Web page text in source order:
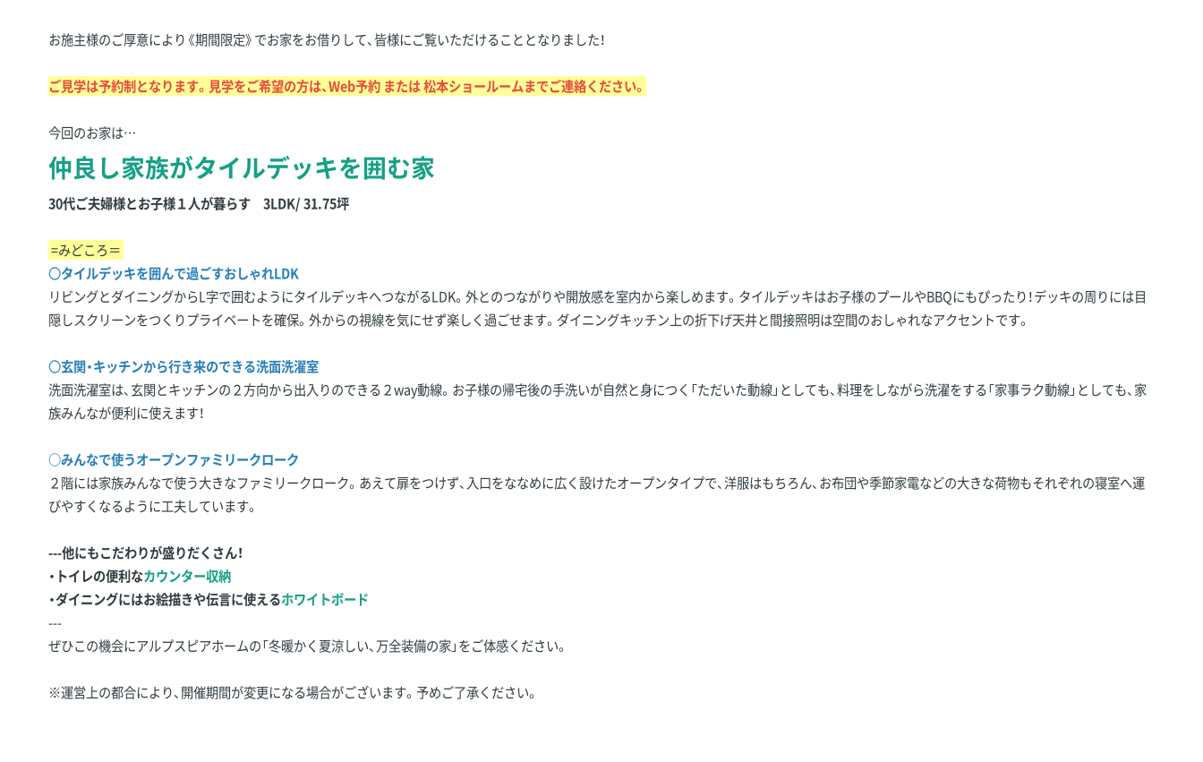
お施主様のご厚意により《期間限定》でお家をお借りして、皆様にご覧いただけることとなりました！
ご見学は予約制となります。見学をご希望の方は、Web予約 または 松本ショールームまでご連絡ください。
今回のお家は…
仲良し家族がタイルデッキを囲む家
30代ご夫婦様とお子様１人が暮らす 3LDK/ 31.75坪
=みどころ＝
〇タイルデッキを囲んで過ごすおしゃれLDK
リビングとダイニングからL字で囲むようにタイルデッキへつながるLDK。外とのつながりや開放感を室内から楽しめます。タイルデッキはお子様のプールやBBQにもぴったり！デッキの周りには目
隠しスクリーンをつくりプライベートを確保。外からの視線を気にせず楽しく過ごせます。ダイニングキッチン上の折下げ天井と間接照明は空間のおしゃれなアクセントです。
〇玄関・キッチンから行き来のできる洗面洗濯室
洗面洗濯室は、玄関とキッチンの２方向から出入りのできる２way動線。お子様の帰宅後の手洗いが自然と身につく「ただいた動線」としても、料理をしながら洗濯をする「家事ラク動線」としても、家
族みんなが便利に使えます！
○みんなで使うオープンファミリークローク
２階には家族みんなで使う大きなファミリークローク。あえて扉をつけず、入口をななめに広く設けたオープンタイプで、洋服はもちろん、お布団や季節家電などの大きな荷物もそれぞれの寝室へ運
びやすくなるように工夫しています。
---他にもこだわりが盛りだくさん！
・トイレの便利なカウンター収納
・ダイニングにはお絵描きや伝言に使えるホワイトボード
---
ぜひこの機会にアルプスピアホームの「冬暖かく夏涼しい、万全装備の家」をご体感ください。
※運営上の都合により、開催期間が変更になる場合がございます。予めご了承ください。